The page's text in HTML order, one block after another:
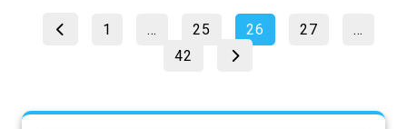
Pagination
des
Page
1 … Page
25 Page
26 Page
27
…
Page
42